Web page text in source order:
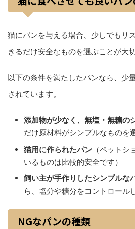
猫にパンを与える場合、少しでもリ
きるだけ安全なものを選ぶことが大切
以下の条件を満たしたパンなら、少
されています。
添加物が少なく、無塩・無糖の
だけ原材料がシンプルなものを
猫用に作られたパン （ペット
いるものは比較的安全です）
飼い主が手作りしたシンプルな
ら、塩分や糖分をコントロール
NGなパンの種類